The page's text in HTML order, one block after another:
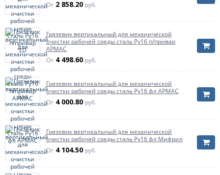
От 2 858.20 руб.
Грязевик вертикальный для механической
очистки рабочей среды сталь Ру16 п/привар
АРМАС
От 4 498.60 руб.
Грязевик вертикальный для механической
очистки рабочей среды сталь Ру16 фл АРМАС
От 4 000.80 руб.
Грязевик вертикальный для механической
очистки рабочей среды сталь Ру16 фл Мифрил
От 4 104.50 руб.